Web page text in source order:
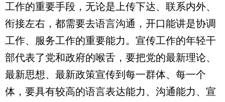
工作的重要手段，无论是上传下达、联系内外、
衔接左右，都需要去语言沟通，开口能讲是协调
工作、服务工作的重要能力。宣传工作的年轻干
部代表了党和政府的喉舌，要把党的最新理论、
最新思想、最新政策宣传到每一群体、每一个
体，要具有较高的语言表达能力、沟通能力、宣